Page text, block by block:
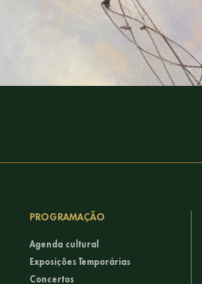
PROGRAMAÇÃO
Agenda cultural
Exposições Temporárias
Concertos